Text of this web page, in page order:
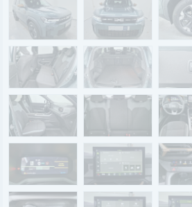
AutoAbo
Gewerbekunden
Probefahrt
Mietwagen
Ankauf
WERKSTATTTERMIN
Teile & Zubehör